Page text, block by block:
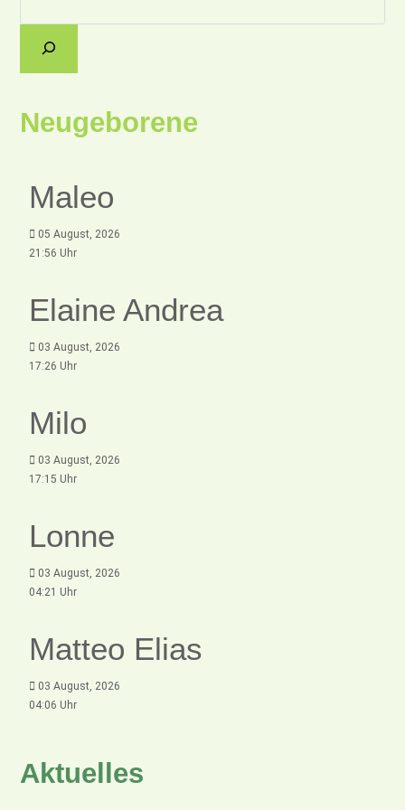
Neugeborene
Maleo
05 August, 2026
21:56 Uhr
Elaine Andrea
03 August, 2026
17:26 Uhr
Milo
03 August, 2026
17:15 Uhr
Lonne
03 August, 2026
04:21 Uhr
Matteo Elias
03 August, 2026
04:06 Uhr
Aktuelles